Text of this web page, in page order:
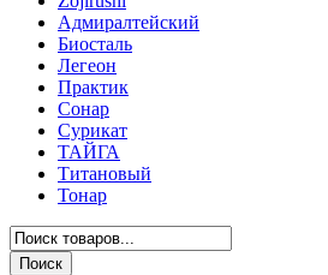
Адмиралтейский
Биосталь
Легеон
Практик
Сонар
Сурикат
ТАЙГА
Титановый
Тонар